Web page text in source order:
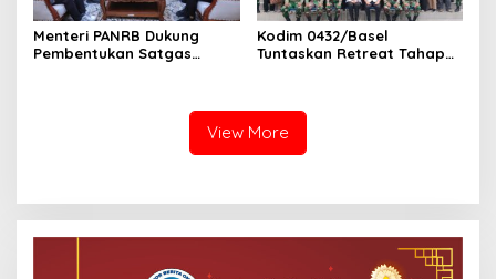
Menteri PANRB Dukung
Pembentukan Satgas
Kodim 0432/Basel
Tuntaskan Retreat Tahap
View More